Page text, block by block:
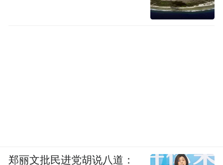
郑丽文批民进党胡说八道：